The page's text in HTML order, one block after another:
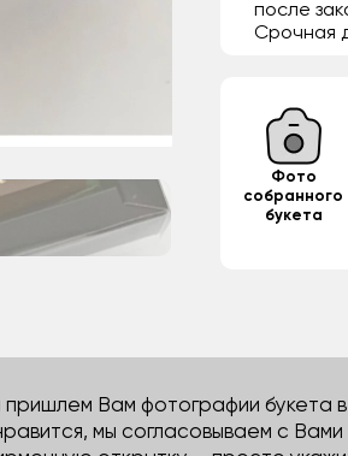
после
Срочная
Фото
собранного
букета
Вам фотографии букета
мы согласовываем с Вами